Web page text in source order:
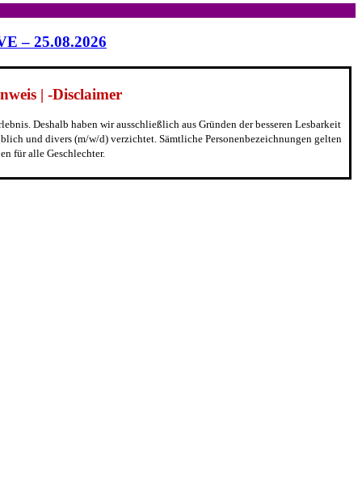
– 25.08.2026
| -Disclaimer
Deshalb haben wir ausschließlich aus Gründen der besseren Lesbarkeit
und divers (m/w/d) verzichtet. Sämtliche Personenbezeichnungen gelten
für alle Geschlechter.